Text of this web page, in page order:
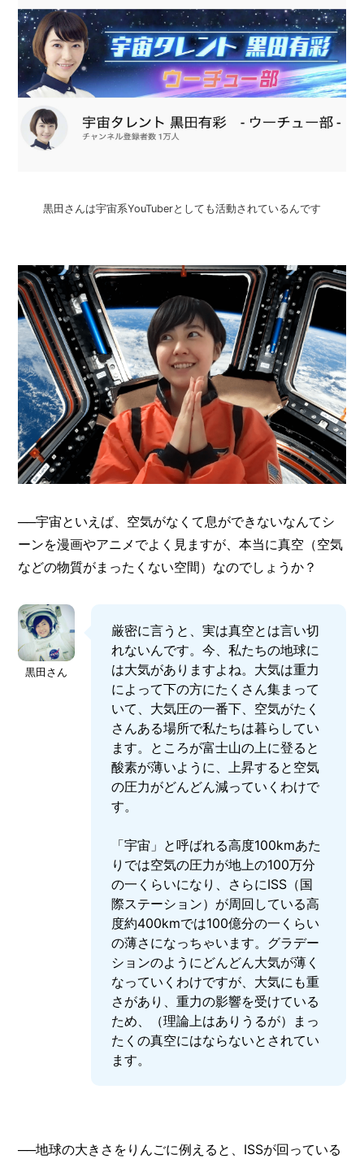
C
U
S
T
O
M
R
N
Z
-
S
T
A
F
F
黒田さんは宇宙系YouTuberとしても活動されているんです
──宇宙といえば、空気がなくて息ができないなんてシ
ーンを漫画やアニメでよく見ますが、本当に真空（空気
などの物質がまったくない空間）なのでしょうか？
黒田さん
厳密に言うと、実は真空とは言い切
れないんです。今、私たちの地球に
は大気がありますよね。大気は重力
によって下の方にたくさん集まって
いて、大気圧の一番下、空気がたく
さんある場所で私たちは暮らしてい
ます。ところが富士山の上に登ると
酸素が薄いように、上昇すると空気
の圧力がどんどん減っていくわけで
す。
「宇宙」と呼ばれる高度100kmあた
りでは空気の圧力が地上の100万分
の一くらいになり、さらにISS（国
際ステーション）が周回している高
度約400kmでは100億分の一くらい
の薄さになっちゃいます。グラデー
ションのようにどんどん大気が薄く
なっていくわけですが、大気にも重
さがあり、重力の影響を受けている
ため、（理論上はありうるが）まっ
たくの真空にはならないとされてい
ます。
──地球の大きさをりんごに例えると、ISSが回っている